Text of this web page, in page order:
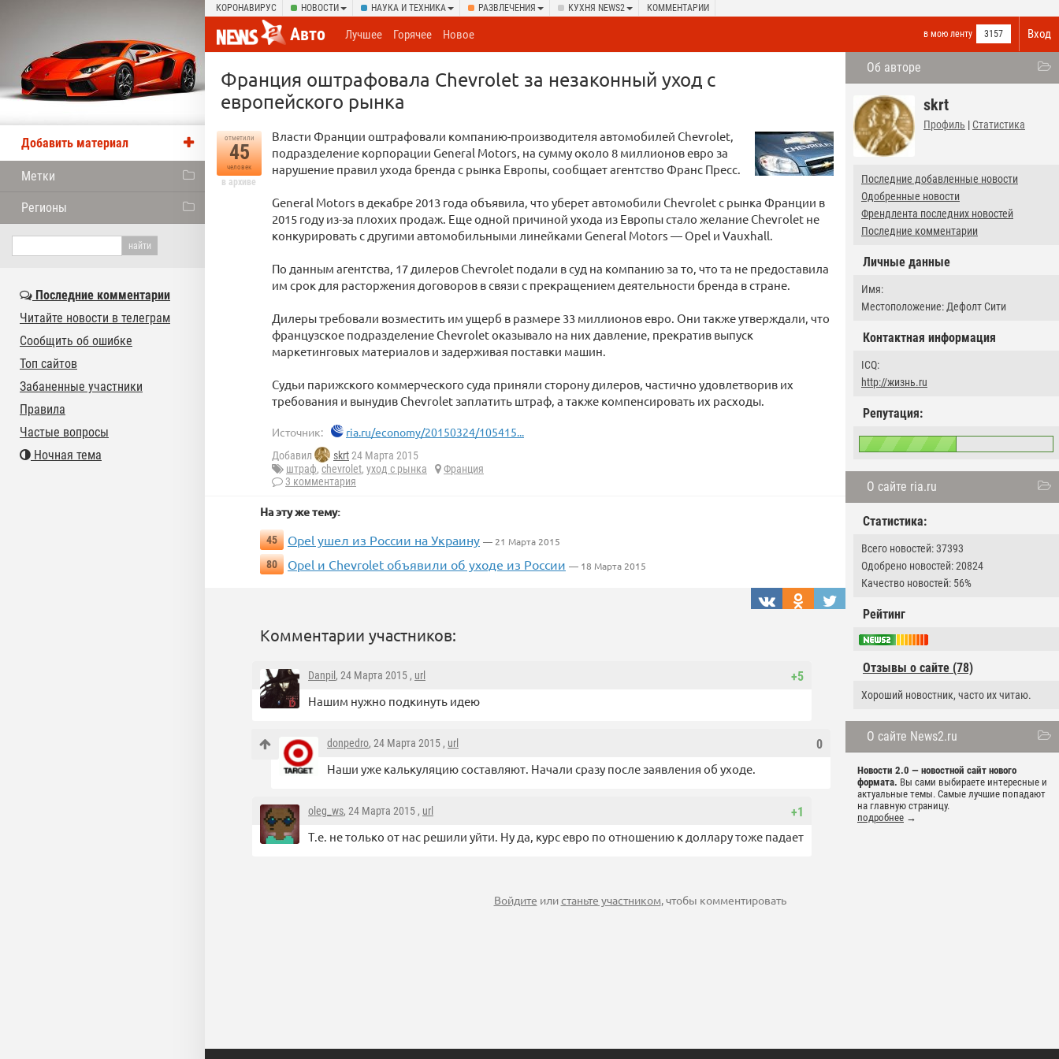
КОРОНАВИРУС НОВОСТИ НАУКА И ТЕХНИКА РАЗВЛЕЧЕНИЯ КУХНЯ NEWS2 КОММЕНТАРИИ
Вход
Авто в мою ленту 3157
Лучшее Горячее Новое
Об авторе
skrt
Профиль | Статистика
Последние добавленные новости
Одобренные новости
Френдлента последних новостей
Последние комментарии
Личные данные
Имя:
Местоположение: Дефолт Сити
Контактная информация
ICQ:
http://жизнь.ru
Репутация:
О сайте ria.ru
Статистика:
Всего новостей: 37393
Одобрено новостей: 20824
Качество новостей: 56%
Рейтинг
Отзывы о сайте (78)
Хороший новостник, часто их читаю.
О сайте News2.ru
Новости 2.0 — новостной сайт нового
формата. Вы сами выбираете интересные и
актуальные темы. Самые лучшие попадают
на главную страницу.
подробнее →
Франция оштрафовала Chevrolet за незаконный уход с
европейского рынка
отметили
45
человек
в архиве
Власти Франции оштрафовали компанию-производителя автомобилей Chevrolet,
подразделение корпорации General Motors, на сумму около 8 миллионов евро за
нарушение правил ухода бренда с рынка Европы, сообщает агентство Франс Пресс.
General Motors в декабре 2013 года объявила, что уберет автомобили Chevrolet с рынка Франции в
2015 году из-за плохих продаж. Еще одной причиной ухода из Европы стало желание Chevrolet не
конкурировать с другими автомобильными линейками General Motors — Opel и Vauxhall.
По данным агентства, 17 дилеров Chevrolet подали в суд на компанию за то, что та не предоставила
им срок для расторжения договоров в связи с прекращением деятельности бренда в стране.
Дилеры требовали возместить им ущерб в размере 33 миллионов евро. Они также утверждали, что
французское подразделение Chevrolet оказывало на них давление, прекратив выпуск
маркетинговых материалов и задерживая поставки машин.
Судьи парижского коммерческого суда приняли сторону дилеров, частично удовлетворив их
требования и вынудив Chevrolet заплатить штраф, а также компенсировать их расходы.
Источник: ria.ru/economy/20150324/105415...
Добавил skrt24 Марта 2015
штраф, chevrolet, уход с рынка
Франция
3 комментария
На эту же тему:
45 Opel ушел из России на Украину — 21 Марта 2015
80
Opel и Chevrolet объявили об уходе из России — 18 Марта 2015
Комментарии участников:
+5
Danpil , 24 Марта 2015 , url
Нашим нужно подкинуть идею
0
donpedro, 24 Марта 2015 , url
Наши уже калькуляцию составляют. Начали сразу после заявления об уходе.
+1
oleg_ws, 24 Марта 2015 , url
Т.е. не только от нас решили уйти. Ну да, курс евро по отношению к доллару тоже падает
Войдите илистаньте участником, чтобы комментировать
Добавить материал
Метки
Регионы
Последние комментарии
Читайте новости в телеграм
Сообщить об ошибке
Топ сайтов
Забаненные участники
Правила
Частые вопросы
Ночная тема